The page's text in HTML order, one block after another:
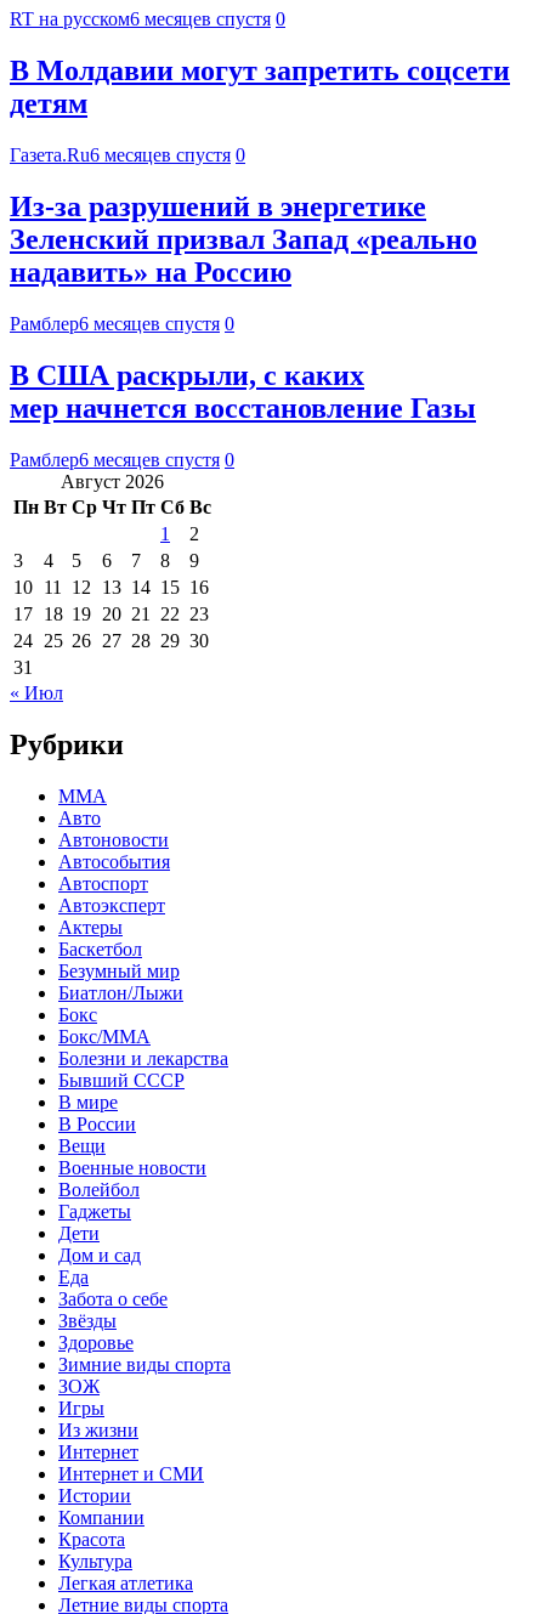
RT на русском6 месяцев спустя 0
В Молдавии могут запретить соцсети
детям
Газета.Ru6 месяцев спустя 0
Из-за разрушений в энергетике
Зеленский призвал Запад «реально
надавить» на Россию
Рамблер6 месяцев спустя 0
В США раскрыли, с каких
мер начнется восстановление Газы
Рамблер6 месяцев спустя 0
Август 2026
Пн Вт Ср Чт Пт Сб Вс
1
2
3
4 5 6 7 8
9
10 11 12 13 14 15 16
17 18 19 20 21 22 23
24 25 26 27 28 29 30
31
« Июл
Рубрики
MMA
Авто
Автоновости
Автособытия
Автоспорт
Автоэксперт
Актеры
Баскетбол
Безумный мир
Биатлон/Лыжи
Бокс
Бокс/MMA
Болезни и лекарства
Бывший СССР
В мире
В России
Вещи
Военные новости
Волейбол
Гаджеты
Дети
Дом и сад
Еда
Забота о себе
Звёзды
Здоровье
Зимние виды спорта
ЗОЖ
Игры
Из жизни
Интернет
Интернет и СМИ
Истории
Компании
Красота
Культура
Легкая атлетика
Летние виды спорта